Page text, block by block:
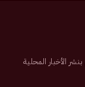
تم تأسيسها عام 2007م تهتم بنشر الأخبار المحلية